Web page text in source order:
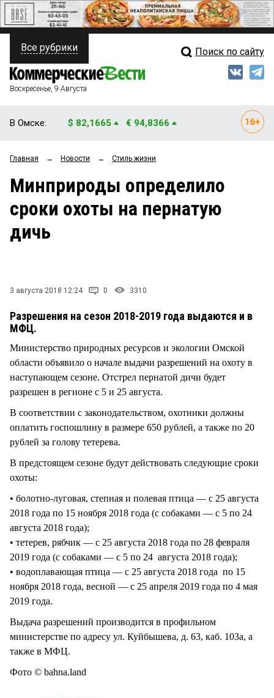
ПОЛИТИКА
ФИНАНСЫ
ОБЩЕСТВО
ЗАКОН
НОВОСТИ КОМПАНИЙ
Свежий выпуск
Рейтинги
Блоги
Все рубрики Поиск по сайту
Воскресенье, 9 Августа
В Омске: $ 82,1665 € 94,8366
Главная → Новости → Стиль жизни
Минприроды определило
сроки охоты на пернатую
дичь
3 августа 2018 12:24 0 3310
Разрешения на сезон 2018-2019 года выдаются и в
МФЦ.
Министерство природных ресурсов и экологии Омской
области объявило о начале выдачи разрешений на охоту в
наступающем сезоне. Отстрел пернатой дичи будет
разрешен в регионе с 5 и 25 августа.
В соответствии с законодательством, охотники должны
оплатить госпошлину в размере 650 рублей, а также по 20
рублей за голову тетерева.
В предстоящем сезоне будут действовать следующие сроки
охоты:
• болотно-луговая, степная и полевая птица — с 25 августа
2018 года по 15 ноября 2018 года (с собаками — с 5 по 24
августа 2018 года);
• тетерев, рябчик — с 25 августа 2018 года по 28 февраля
2019 года (с собаками — с 5 по 24 августа 2018 года);
• водоплавающая птица — с 25 августа 2018 года по 15
ноября 2018 года, весной — с 25 апреля 2019 года по 4 мая
2019 года.
Выдача разрешений производится в профильном
министерстве по адресу ул. Куйбышева, д. 63, каб. 103а, а
также в МФЦ.
Фото © bahna.land